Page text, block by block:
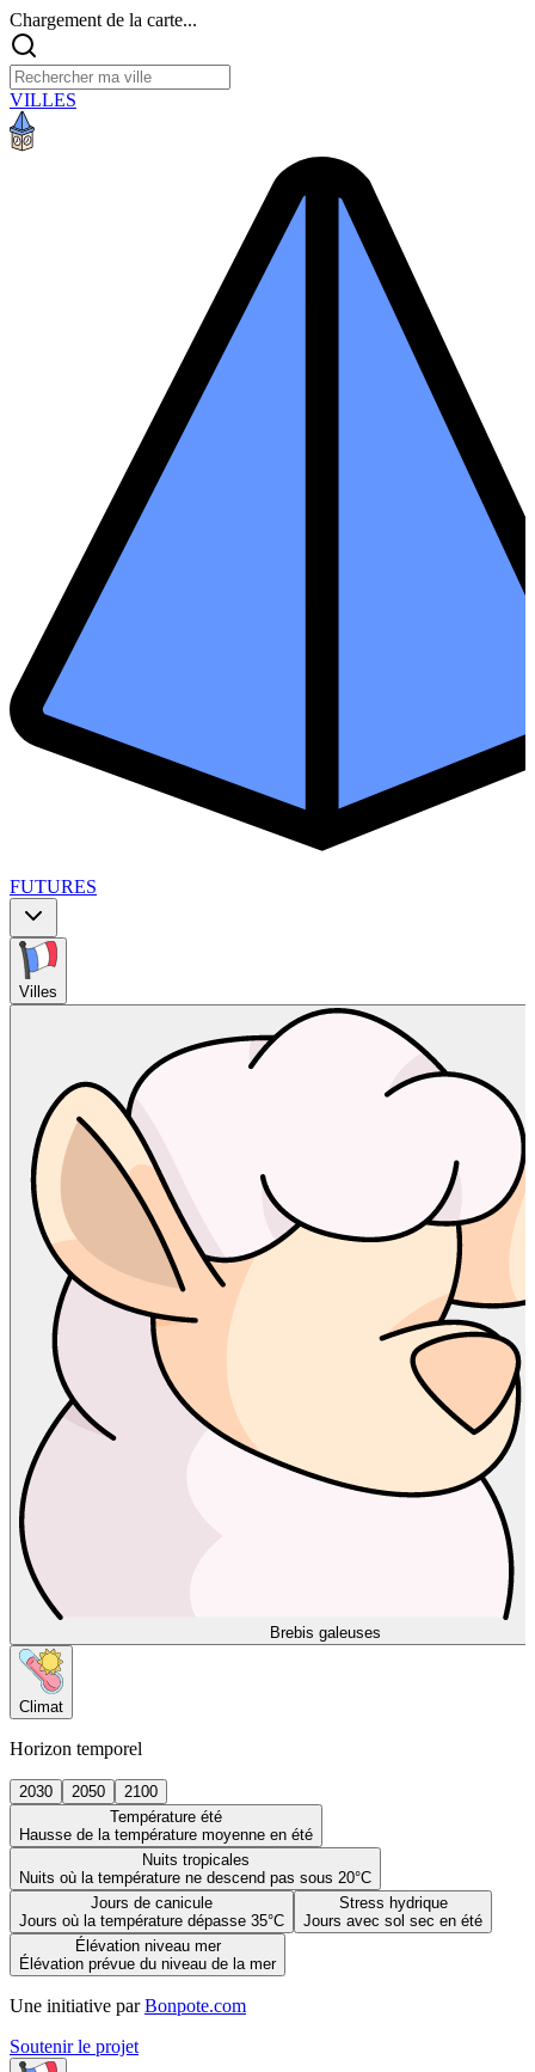
Chargement de la carte...
VILLES
FUTURES
Villes
Brebis galeuses
Climat
Horizon temporel
2030 2050
2100
Température été
Hausse de la température moyenne en été
Nuits tropicales
Nuits où la température ne descend pas sous 20°C
Jours de canicule
Jours où la température dépasse 35°C
Stress hydrique
Jours avec sol sec en été
Élévation niveau mer
Élévation prévue du niveau de la mer
Une initiative par Bonpote.com
Soutenir le projet